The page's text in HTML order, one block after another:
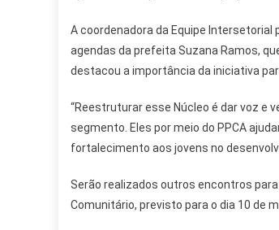
A coordenadora da Equipe Intersetorial
agendas da prefeita Suzana Ramos,
destacou a importância da iniciativa
“Reestruturar esse Núcleo é dar voz e
segmento. Eles por meio do PPCA
fortalecimento aos jovens no
Serão realizados outros encontros
Comunitário, previsto para o dia 10 de